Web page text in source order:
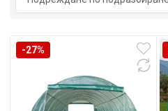
-27%